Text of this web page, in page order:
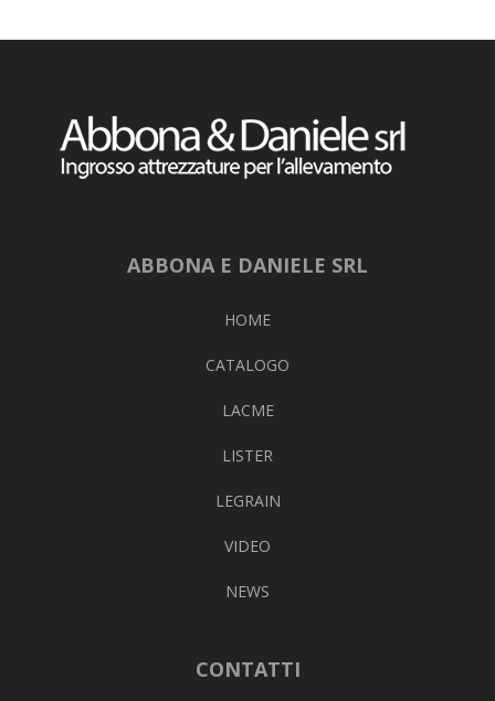
ABBONA E DANIELE SRL
HOME
CATALOGO
LACME
LISTER
LEGRAIN
VIDEO
NEWS
CONTATTI